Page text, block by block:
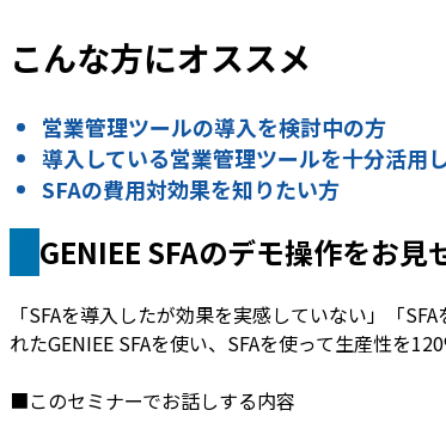
こんな方にオススメ
営業管理ツールの導入を検討中の方
導入している営業管理ツールを十分活用
SFAの費用対効果を知りたい方
GENIEE SFAのデモ操作をお見
「SFAを導入したが効果を実感していない」「
れたGENIEE SFAを使い、SFAを使って生産性を
■このセミナーでお話しする内容